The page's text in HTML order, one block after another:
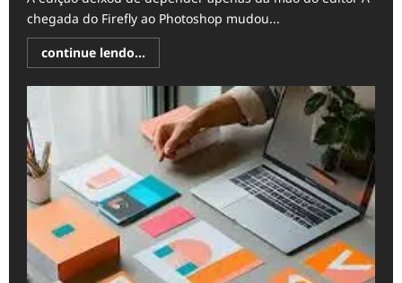
chegada do Firefly ao Photoshop mudou...
continue lendo...
more
Adobe
Firefly:
Como
a
IA
integrada
mudou
a
edição
no
Photoshop